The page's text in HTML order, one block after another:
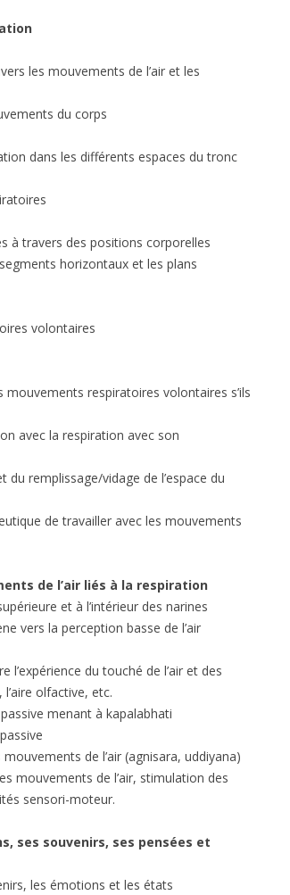
les mouvements de l’air et les
du corps
dans les différents espaces du tronc
à travers des positions corporelles
horizontaux et les plans
volontaires
respiratoires volontaires s’ils
avec la respiration avec son
remplissage/vidage de l’espace du
de travailler avec les mouvements
de l’air liés à la respiration
et à l’intérieur des narines
vers la perception basse de l’air
du touché de l’air et des
olfactive, etc.
menant à kapalabhati
de l’air (agnisara, uddiyana)
mouvements de l’air, stimulation des
sensori-moteur.
ses souvenirs, ses pensées et
les émotions et les états